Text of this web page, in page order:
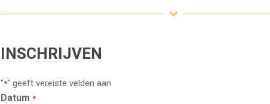
INSCHRIJVEN
"*" geeft vereiste velden aan
Datum *